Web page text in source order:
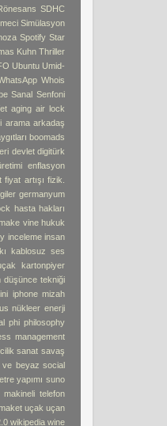
SDHC
Simülasyon
Spotify Star
Kuhn Thriller
Ubuntu Umid-
Whois
Sanal Senfoni
aging air lock
arama arkadaş
boomads
devlet digitürk
enflasyon
fiyat artışı fizik.
germanyum
hasta hakları
vine hukuk
inceleme insan
kablosuz ses
kartonpiyer
düşünce tekniği
iphone mizah
nükleer enerji
phi philosophy
management
sanat savaş
ve beyaz social
yapımı suno
makineli telefon
uçak uçan
wikipedia wine